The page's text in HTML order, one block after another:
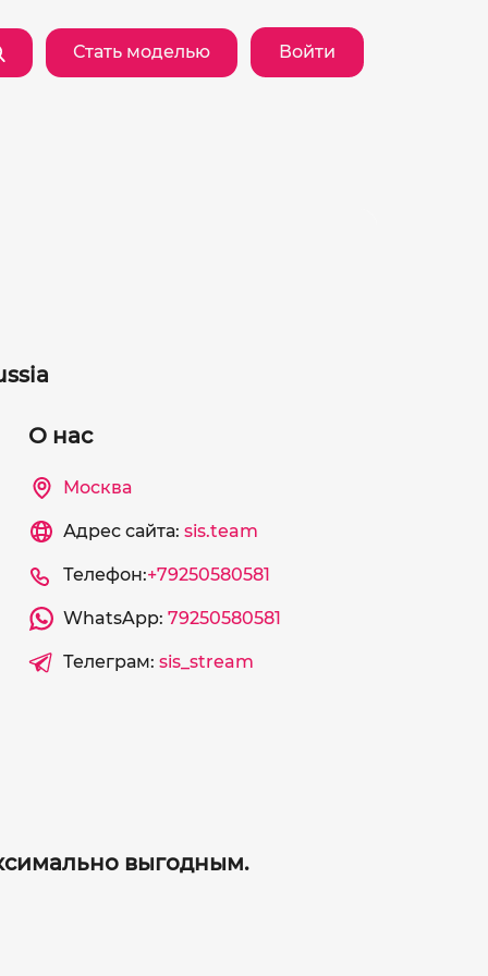
Стать моделью Войти
О нас
Москва
Адрес сайта: sis.team
Телефон:+79250580581
WhatsApp: 79250580581
Телеграм: sis_stream
выгодным.